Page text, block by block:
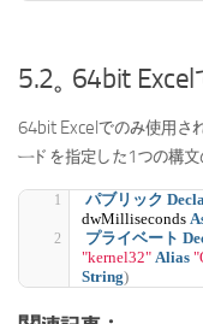
5.2。 64bit
64bit Excelでのみ使用さ
ードを指定した1つの構文
パブリック
dwMilliseconds
プライベート
"kernel32" Alias
String)